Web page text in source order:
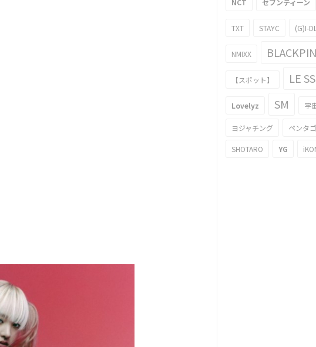
NCT セブンティーン
TXT STAYC (G)I-
NMIXX
【スポット】 LE
Lovelyz SM 宇
ヨジャチング ペンタ
SHOTARO YG